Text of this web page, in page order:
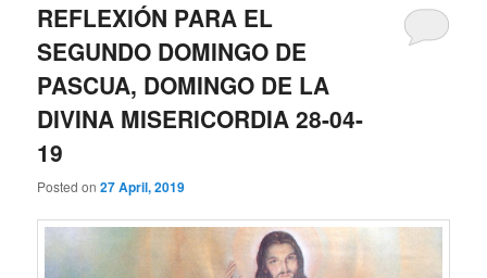
REFLEXIÓN PARA EL
SEGUNDO DOMINGO DE
PASCUA, DOMINGO DE LA
DIVINA MISERICORDIA 28-04-
19
Posted on27 April, 2019